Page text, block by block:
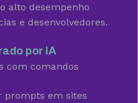
5 sites
WordPress
alto desempenho
e desenvolvedores.
por IA
com comandos
prompts em sites